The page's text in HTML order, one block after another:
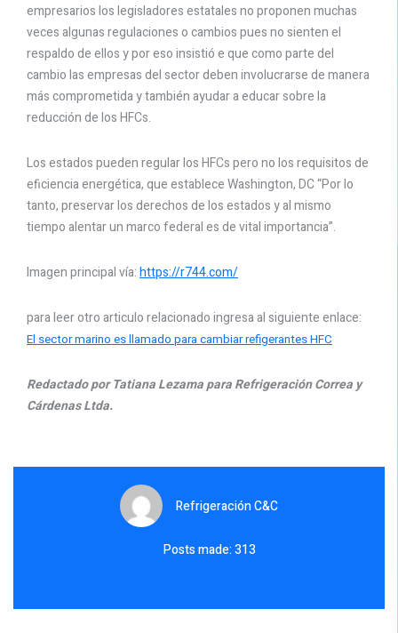
empresarios los legisladores estatales no proponen muchas
veces algunas regulaciones o cambios pues no sienten el
respaldo de ellos y por eso insistió e que como parte del
cambio las empresas del sector deben involucrarse de manera
más comprometida y también ayudar a educar sobre la
reducción de los HFCs.
Los estados pueden regular los HFCs pero no los requisitos de
eficiencia energética, que establece Washington, DC “Por lo
tanto, preservar los derechos de los estados y al mismo
tiempo alentar un marco federal es de vital importancia”.
Imagen principal vía:https://r744.com/
para leer otro articulo relacionado ingresa al siguiente enlace:
El sector marino es llamado para cambiar refigerantes HFC
Redactado por Tatiana Lezama para Refrigeración Correa y
Cárdenas Ltda.
Refrigeración C&C
Posts made: 313